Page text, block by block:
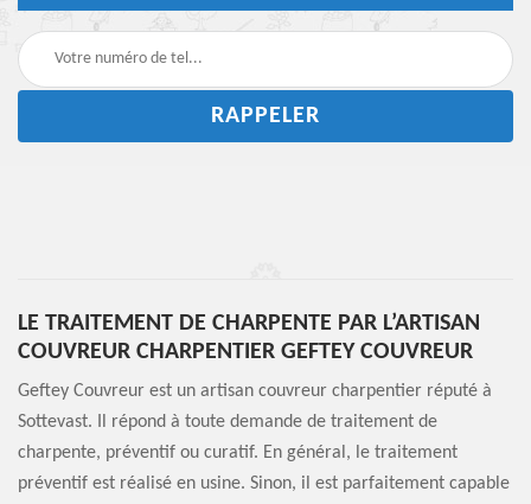
LE TRAITEMENT DE CHARPENTE PAR L’ARTISAN
COUVREUR CHARPENTIER GEFTEY COUVREUR
Geftey Couvreur est un artisan couvreur charpentier réputé à
Sottevast. Il répond à toute demande de traitement de
charpente, préventif ou curatif. En général, le traitement
préventif est réalisé en usine. Sinon, il est parfaitement capable